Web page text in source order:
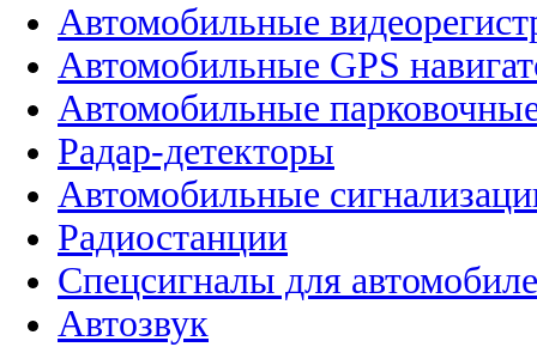
Автомобильные
Автомобильные GPS
Автомобильные
Радар-детекторы
Автомобильные
Радиостанции
Спецсигналы для
Автозвук